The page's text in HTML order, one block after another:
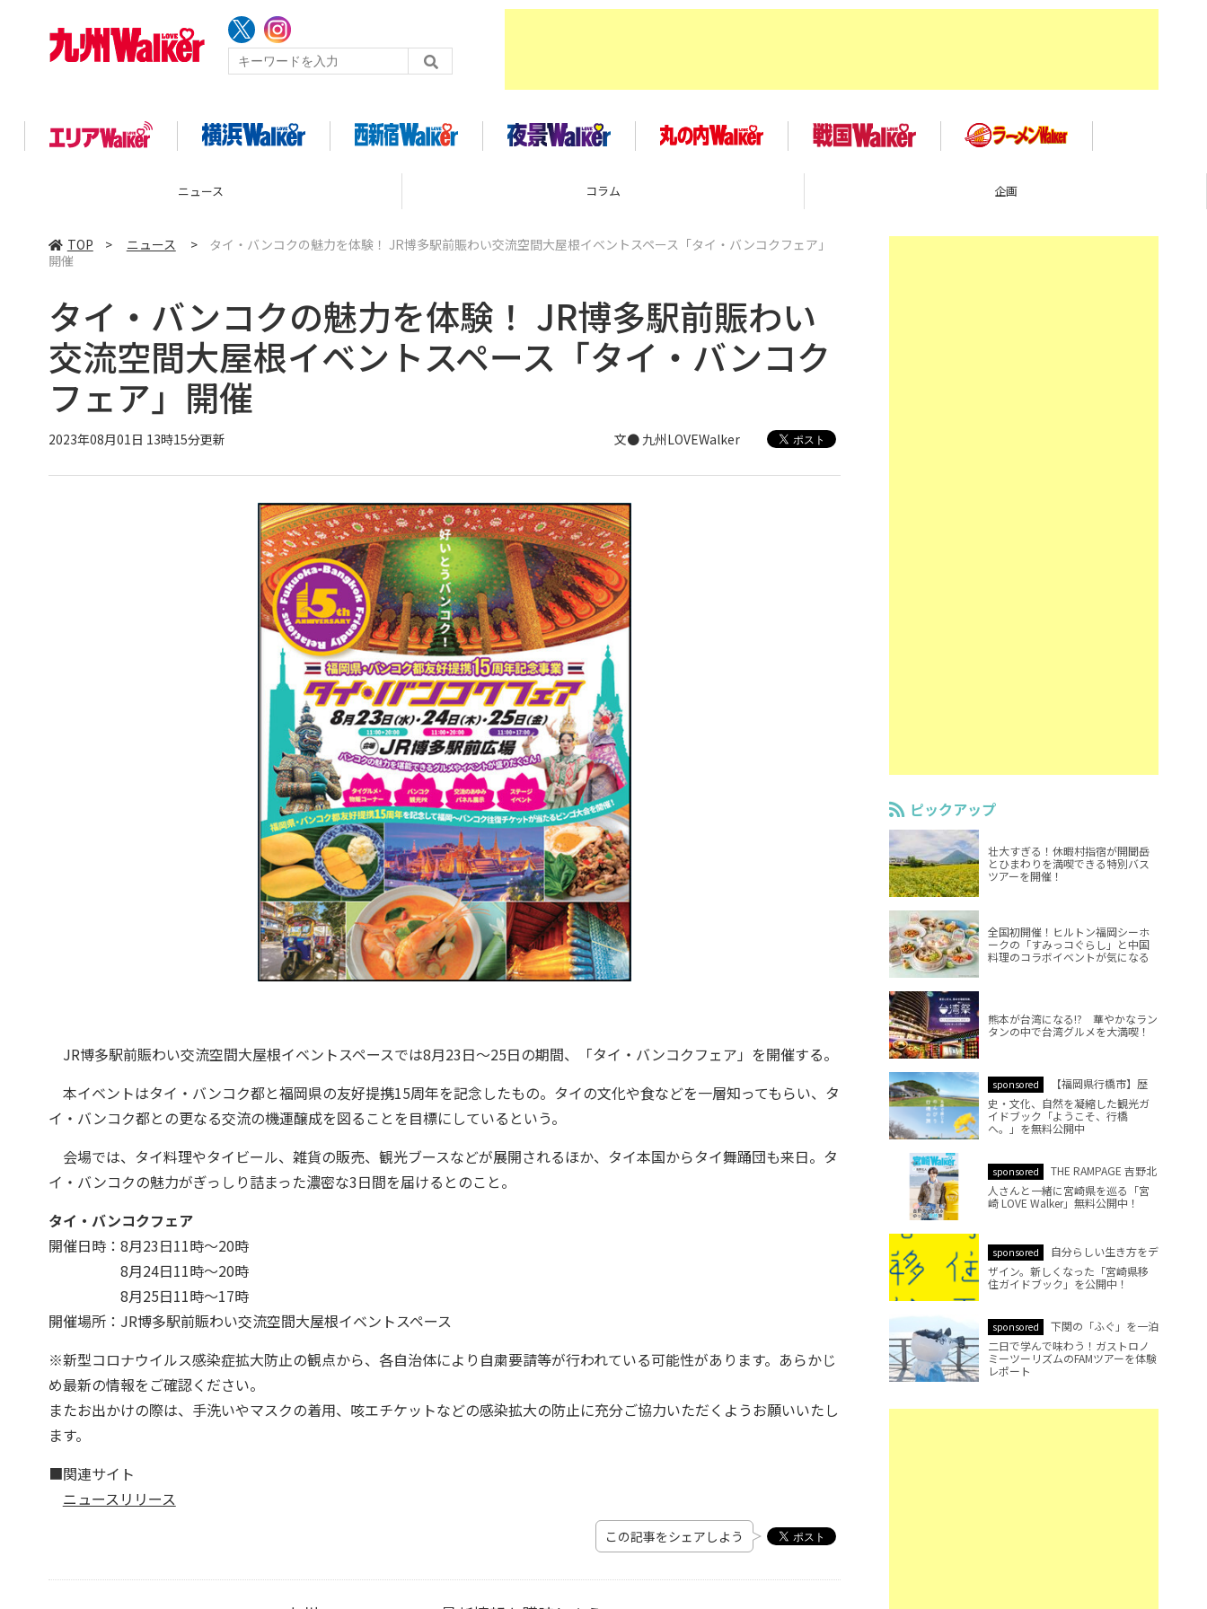
ニュース コラム 企画
TOP > ニュース >
タイ・バンコクの魅力を体験！ JR博多駅前賑わい交流空間大屋根イベントスペース「タイ・バンコクフェア」
開催
タイ・バンコクの魅力を体験！ JR博多駅前賑わい
交流空間大屋根イベントスペース「タイ・バンコク
フェア」開催
2023年08月01日 13時15分更新 文● 九州LOVEWalker
JR博多駅前賑わい交流空間大屋根イベントスペースでは8月23日～25日の期間、「タイ・バンコクフェア」を開催する。
本イベントはタイ・バンコク都と福岡県の友好提携15周年を記念したもの。タイの文化や食などを一層知ってもらい、タ
イ・バンコク都との更なる交流の機運醸成を図ることを目標にしているという。
会場では、タイ料理やタイビール、雑貨の販売、観光ブースなどが展開されるほか、タイ本国からタイ舞踊団も来日。タ
イ・バンコクの魅力がぎっしり詰まった濃密な3日間を届けるとのこと。
タイ・バンコクフェア
開催日時：8月23日11時～20時
8月24日11時～20時
8月25日11時～17時
開催場所：JR博多駅前賑わい交流空間大屋根イベントスペース
※新型コロナウイルス感染症拡大防止の観点から、各自治体により自粛要請等が行われている可能性があります。あらかじ
め最新の情報をご確認ください。
またお出かけの際は、手洗いやマスクの着用、咳エチケットなどの感染拡大の防止に充分ご協力いただくようお願いいたし
ます。
■関連サイト
ニュースリリース
この記事をシェアしよう
ピックアップ
壮大すぎる！休暇村指宿が開聞岳
とひまわりを満喫できる特別バス
ツアーを開催！
全国初開催！ヒルトン福岡シーホ
ークの「すみっコぐらし」と中国
料理のコラボイベントが気になる
熊本が台湾になる!? 華やかなラン
タンの中で台湾グルメを大満喫！
sponsored
【福岡県行橋市】歴
史・文化、自然を凝縮した観光ガ
イドブック「ようこそ、行橋
へ。」を無料公開中
sponsored
THE RAMPAGE 吉野北
人さんと一緒に宮崎県を巡る「宮
崎 LOVE Walker」無料公開中！
sponsored
自分らしい生き方をデ
ザイン。新しくなった「宮崎県移
住ガイドブック」を公開中！
sponsored
下関の「ふぐ」を一泊
二日で学んで味わう！ガストロノ
ミーツーリズムのFAMツアーを体験
レポート